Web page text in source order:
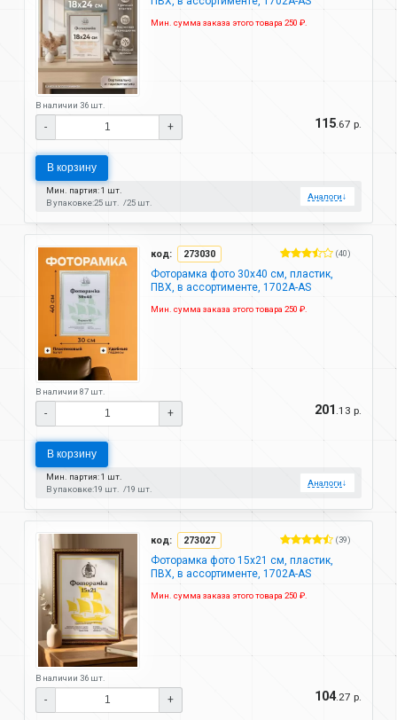
Мин. сумма заказа этого товара 250 ₽.
В наличии 36 шт.
- + 115 .67 р.
В корзину
Мин. партия: 1 шт.
В упаковке:25 шт. 25 шт.
Аналоги↓
код: 273030 (40)
Фоторамка фото 30х40 см, пластик,
ПВХ, в ассортименте, 1702A-AS
Мин. сумма заказа этого товара 250 ₽.
В наличии 87 шт.
- + 201 .13 р.
В корзину
Мин. партия: 1 шт.
В упаковке:19 шт. 19 шт.
Аналоги↓
код: 273027 (39)
Фоторамка фото 15х21 см, пластик,
ПВХ, в ассортименте, 1702A-AS
Мин. сумма заказа этого товара 250 ₽.
В наличии 36 шт.
- + 104.27 р.